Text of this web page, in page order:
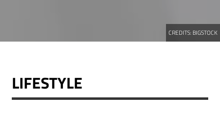
CREDITS: BIGSTOCK
LIFESTYLE